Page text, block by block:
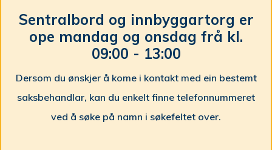
l
a
k
o
m
Sentralbord og innbyggartorg er
ope mandag og onsdag frå kl.
09:00 - 13:00
Dersom du ønskjer å kome i kontakt med ein bestemt
saksbehandlar, kan du enkelt finne telefonnummeret
ved å søke på namn i søkefeltet over.